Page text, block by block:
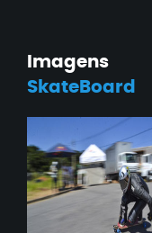
Imagens
SkateBoard